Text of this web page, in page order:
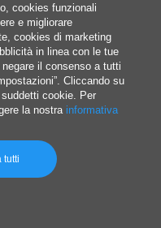
cookies funzionali
e migliorare
cookies di marketing
in linea con le tue
il consenso a tutti
Cliccando su
suddetti cookie. Per
la nostra informativa
tutti